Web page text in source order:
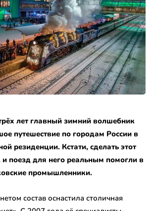
лет главный зимний волшебник
путешествие по городам России в
резиденции. Кстати, сделать этот
поезд для него реальным помогли в
промышленники.
состав оснастила столичная